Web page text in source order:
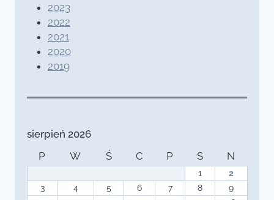
2023
2022
2021
2020
2019
sierpień 2026
P
W Ś C P S N
1
2
3
4 5 6 7 8
9